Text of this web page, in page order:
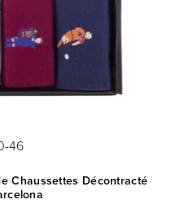
46
Chaussettes Décontracté